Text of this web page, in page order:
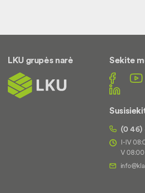
LKU grupės narė Sekite
(0 46)
I-IV
V